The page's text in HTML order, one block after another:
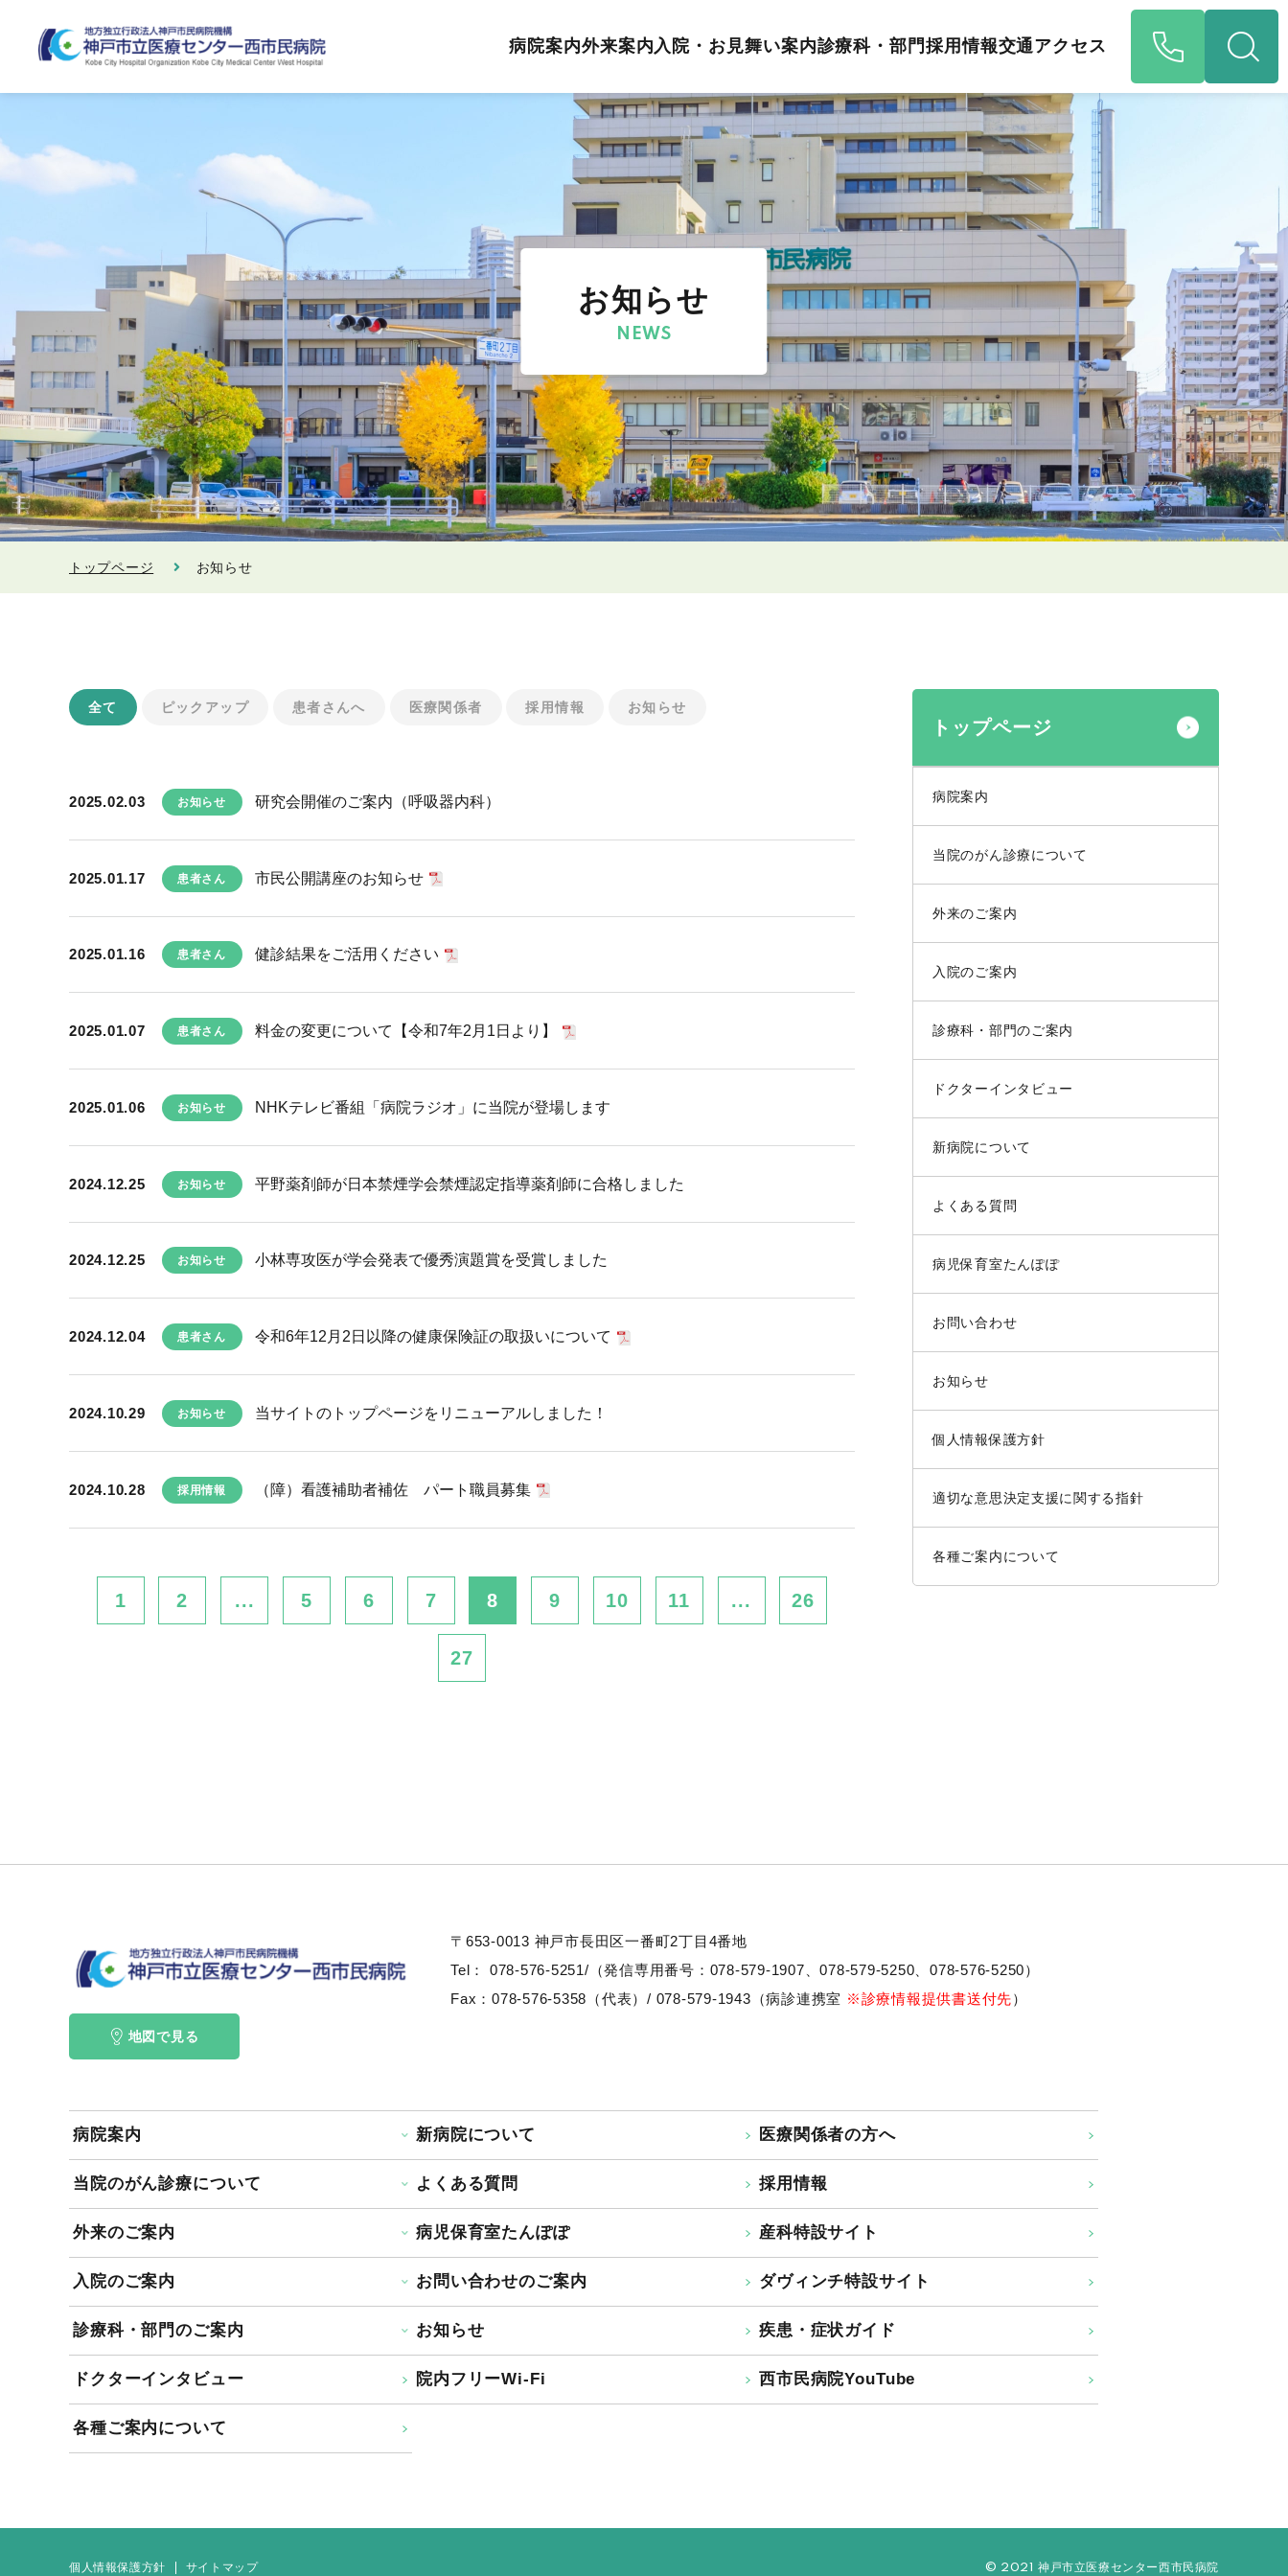
病院案内外来案内入院・お見舞い案内診療科・部門 採用情報交通アクセス
お知らせ
NEWS
トップページ お知らせ
全て ピックアップ 患者さんへ 医療関係者 採用情報 お知らせ
2025.02.03 お知らせ 研究会開催のご案内（呼吸器内科）
2025.01.17 患者さん 市民公開講座のお知らせ
2025.01.16 患者さん 健診結果をご活用ください
2025.01.07 患者さん 料金の変更について【令和7年2月1日より】
2025.01.06 お知らせ NHKテレビ番組「病院ラジオ」に当院が登場します
2024.12.25 お知らせ 平野薬剤師が日本禁煙学会禁煙認定指導薬剤師に合格しました
2024.12.25 お知らせ 小林専攻医が学会発表で優秀演題賞を受賞しました
2024.12.04 患者さん 令和6年12月2日以降の健康保険証の取扱いについて
2024.10.29 お知らせ 当サイトのトップページをリニューアルしました！
2024.10.28 採用情報 （障）看護補助者補佐 パート職員募集
1 2 ... 5 6 7 8 9 10 11 ... 26
27
トップページ
病院案内
当院のがん診療について
外来のご案内
入院のご案内
診療科・部門のご案内
ドクターインタビュー
新病院について
よくある質問
病児保育室たんぽぽ
お問い合わせ
お知らせ
個人情報保護方針
適切な意思決定支援に関する指針
各種ご案内について
〒653-0013 神戸市長田区一番町2丁目4番地
Tel：
078-576-5251/（発信専用番号：078-579-1907、078-579-5250、 078-576-5250）
Fax：078-576-5358（代表）/ 078-579-1943（病診連携室 ※診療情報提供書送付先）
地図で見る
病院案内
当院のがん診療について
外来のご案内
入院のご案内
診療科・部門のご案内
ドクターインタビュー
各種ご案内について
新病院について
よくある質問
病児保育室たんぽぽ
お問い合わせのご案内
お知らせ
院内フリーWi-Fi
医療関係者の方へ
採用情報
産科特設サイト
ダヴィンチ特設サイト
疾患・症状ガイド
西市民病院YouTube
個人情報保護方針 サイトマップ © 2021 神戸市立医療センター西市民病院